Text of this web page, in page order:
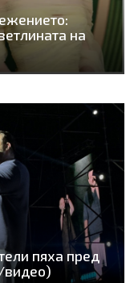
на
пяха пред
видео)